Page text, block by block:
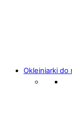
Okleiniarki do